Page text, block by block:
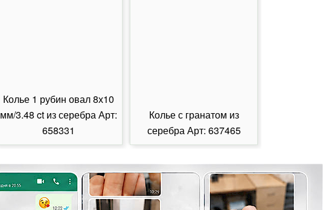
Колье 1 рубин овал 8х10
мм/3.48 ct из серебра Арт:
658331
Колье с гранатом из
серебра Арт: 637465